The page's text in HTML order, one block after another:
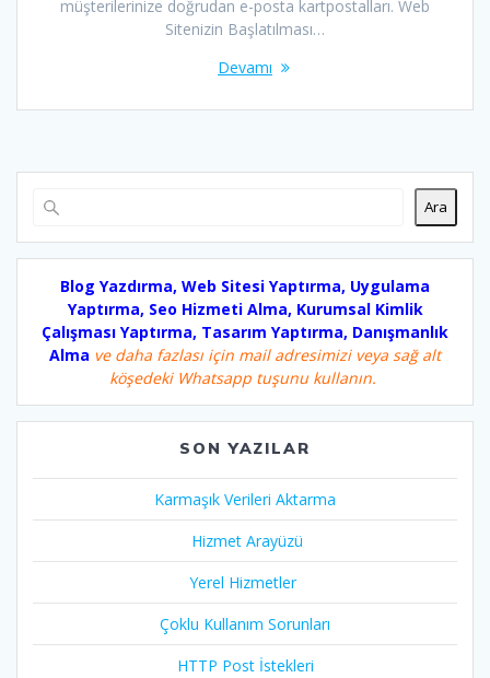
müşterilerinize doğrudan e-posta kartpostalları. Web
Sitenizin Başlatılması…
Devamı
Ara
Blog Yazdırma, Web Sitesi Yaptırma, Uygulama
Yaptırma, Seo Hizmeti Alma, Kurumsal Kimlik
Çalışması Yaptırma, Tasarım Yaptırma, Danışmanlık
Alma ve daha fazlası için mail adresimizi veya sağ alt
köşedeki Whatsapp tuşunu kullanın.
SON YAZILAR
Karmaşık Verileri Aktarma
Hizmet Arayüzü
Yerel Hizmetler
Çoklu Kullanım Sorunları
HTTP Post İstekleri